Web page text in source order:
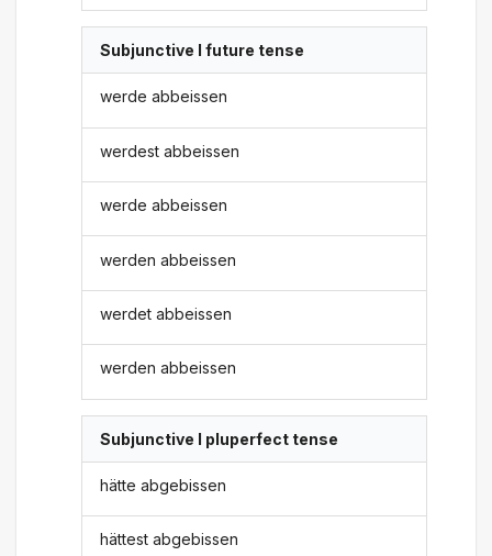
Subjunctive I future tense
werde abbeissen
werdest abbeissen
werde abbeissen
werden abbeissen
werdet abbeissen
werden abbeissen
Subjunctive I pluperfect tense
hätte abgebissen
hättest abgebissen